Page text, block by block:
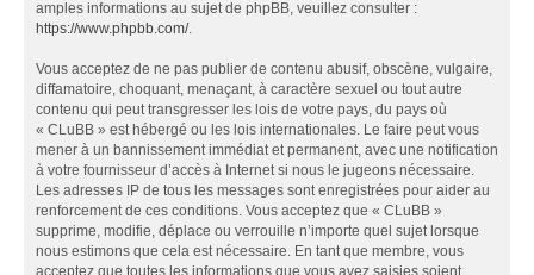
amples informations au sujet de phpBB, veuillez consulter :
https://www.phpbb.com/.
Vous acceptez de ne pas publier de contenu abusif, obscène, vulgaire,
diffamatoire, choquant, menaçant, à caractère sexuel ou tout autre
contenu qui peut transgresser les lois de votre pays, du pays où
« CLuBB » est hébergé ou les lois internationales. Le faire peut vous
mener à un bannissement immédiat et permanent, avec une notification
à votre fournisseur d’accès à Internet si nous le jugeons nécessaire.
Les adresses IP de tous les messages sont enregistrées pour aider au
renforcement de ces conditions. Vous acceptez que « CLuBB »
supprime, modifie, déplace ou verrouille n’importe quel sujet lorsque
nous estimons que cela est nécessaire. En tant que membre, vous
acceptez que toutes les informations que vous avez saisies soient